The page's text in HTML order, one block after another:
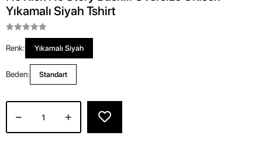
Yıkamalı Siyah Tshirt
Renk: Yıkamalı Siyah
Beden: Standart